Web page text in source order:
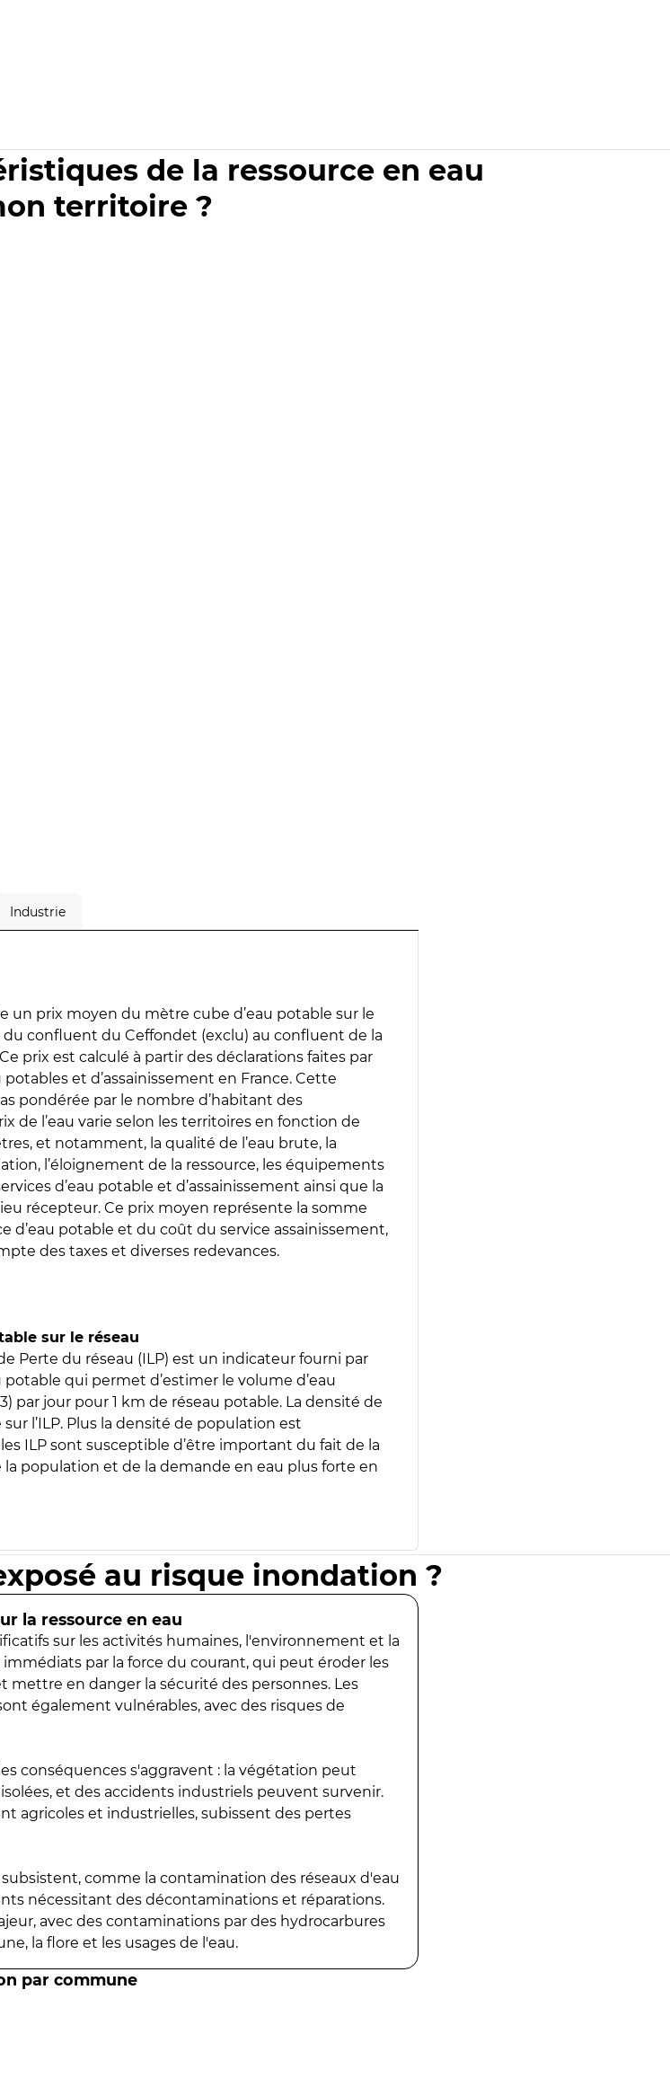
de la ressource en eau
territoire ?
Industrie
un prix moyen du mètre cube d’eau potable sur le
du confluent du Ceffondet (exclu) au confluent de la
prix est calculé à partir des déclarations faites par
potables et d’assainissement en France. Cette
pondérée par le nombre d’habitant des
de l’eau varie selon les territoires en fonction de
et notamment, la qualité de l’eau brute, la
l’éloignement de la ressource, les équipements
d’eau potable et d’assainissement ainsi que la
récepteur. Ce prix moyen représente la somme
d’eau potable et du coût du service assainissement,
des taxes et diverses redevances.
sur le réseau
Perte du réseau (ILP) est un indicateur fourni par
potable qui permet d’estimer le volume d’eau
par jour pour 1 km de réseau potable. La densité de
l’ILP. Plus la densité de population est
ILP sont susceptible d’être important du fait de la
population et de la demande en eau plus forte en
au risque inondation ?
la ressource en eau
sur les activités humaines, l'environnement et la
par la force du courant, qui peut éroder les
mettre en danger la sécurité des personnes. Les
également vulnérables, avec des risques de
conséquences s'aggravent : la végétation peut
et des accidents industriels peuvent survenir.
agricoles et industrielles, subissent des pertes
comme la contamination des réseaux d'eau
nécessitant des décontaminations et réparations.
avec des contaminations par des hydrocarbures
la flore et les usages de l'eau.
par commune